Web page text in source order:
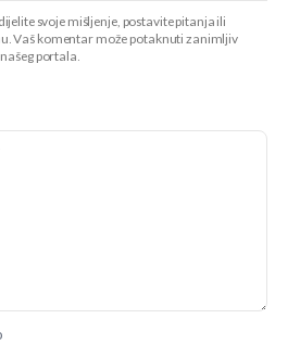
svoje mišljenje, postavite pitanja ili
Vaš komentar može potaknuti zanimljiv
portala.